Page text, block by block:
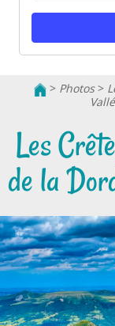
> Photos>
Les
de la